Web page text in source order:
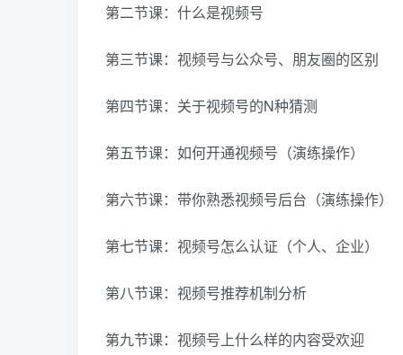
第二节课：什么是视频号
第三节课：视频号与公众号、朋友圈的区别
第四节课：关于视频号的N种猜测
第五节课：如何开通视频号（演练操作）
第六节课：带你熟悉视频号后台（演练操作）
第七节课：视频号怎么认证（个人、企业）
第八节课：视频号推荐机制分析
第九节课：视频号上什么样的内容受欢迎